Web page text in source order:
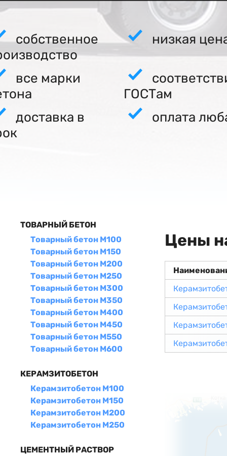
собственное
низкая
все марки
ГОСТам
доставка в
оплата
ТОВАРНЫЙ БЕТОН
Товарный бетон М100
Товарный бетон М150
Товарный бетон М200
Товарный бетон М250
Товарный бетон М300
Товарный бетон М350
Товарный бетон М400
Товарный бетон М450
Товарный бетон М550
Товарный бетон М600
КЕРАМЗИТОБЕТОН
Керамзитобетон М100
Керамзитобетон М150
Керамзитобетон М200
Керамзитобетон М250
ЦЕМЕНТНЫЙ РАСТВОР
Цены